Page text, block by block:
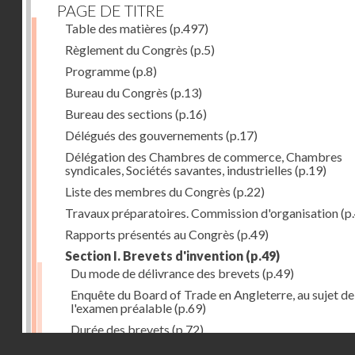
PAGE DE TITRE
Table des matières (p.497)
Règlement du Congrès (p.5)
Programme(p.8)
Bureau du Congrès (p.13)
Bureau des sections (p.16)
Délégués des gouvernements (p.17)
Délégation des Chambres de commerce, Chambres
syndicales, Sociétés savantes, industrielles (p.19)
Liste des membres du Congrès (p.22)
Travaux préparatoires. Commission d'organisation
Rapports présentés au Congrès (p.49)
Section I. Brevets d'invention (p.49)
Du mode de délivrance des brevets (p.49)
Enquête du Board of Trade en Angleterre, au sujet de
l'examen préalable(p.69)
Durée des brevets (p.72)